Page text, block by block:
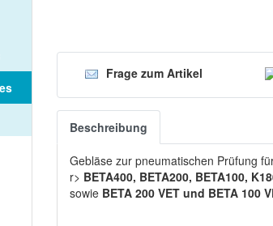
Frage zum Artikel
Beschreibung
Gebläse zur pneumatischen Prüfung
r> BETA400, BETA200, BETA100,
sowie BETA 200 VET und BETA 100